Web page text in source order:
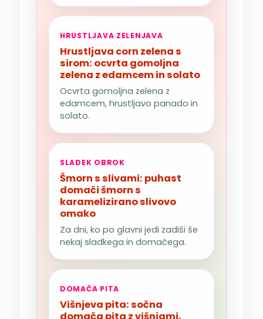
HRUSTLJAVA ZELENJAVA
Hrustljava corn zelena s
sirom: ocvrta gomoljna
zelena z edamcem in solato
Ocvrta gomoljna zelena z
edamcem, hrustljavo panado in
solato.
SLADEK OBROK
Šmorn s slivami: puhast
domači šmorn s
karamelizirano slivovo
omako
Za dni, ko po glavni jedi zadiši še
nekaj sladkega in domačega.
DOMAČA PITA
Višnjeva pita: sočna